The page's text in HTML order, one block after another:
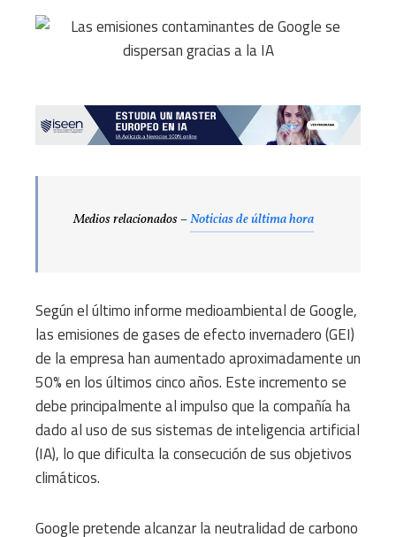
Medios relacionados –Noticias de última hora
Según el último informe medioambiental de Google,
las emisiones de gases de efecto invernadero (GEI)
de la empresa han aumentado aproximadamente un
50% en los últimos cinco años. Este incremento se
debe principalmente al impulso que la compañía ha
dado al uso de sus sistemas de inteligencia artificial
(IA), lo que dificulta la consecución de sus objetivos
climáticos.
Google pretende alcanzar la neutralidad de carbono